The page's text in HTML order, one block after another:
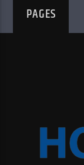
PAGES